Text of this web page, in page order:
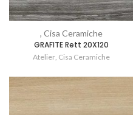
, Cisa Ceramiche
GRAFITE Rett 20X120
Atelier, Cisa Ceramiche